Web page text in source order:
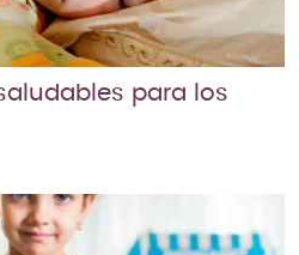
para los